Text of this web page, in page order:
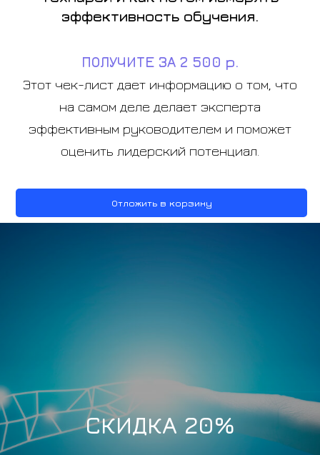
эффективность обучения.
ПОЛУЧИТЕ ЗА 2 500 р.
Этот чек-лист дает информацию о том, что
на самом деле делает эксперта
эффективным руководителем и поможет
оценить лидерский потенциал.
Отложить в корзину
СКИДКА 20%